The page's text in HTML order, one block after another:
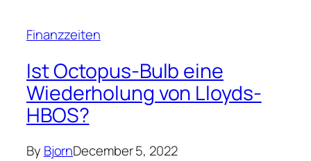
Finanzzeiten
Ist Octopus-Bulb eine
Wiederholung von Lloyds-
HBOS?
By BjornDecember 5, 2022